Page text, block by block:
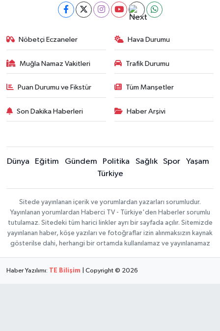
Nöbetçi Eczaneler Hava Durumu
Muğla Namaz Vakitleri Trafik Durumu
Puan Durumu ve Fikstür Tüm Manşetler
Son Dakika Haberleri Haber Arşivi
Dünya Eğitim Gündem Politika Sağlık Spor
Yaşam
Türkiye
Sitede yayınlanan içerik ve yorumlardan yazarları sorumludur.
Yayınlanan yorumlardan Haberci TV - Türkiye'den Haberler sorumlu
tutulamaz. Sitedeki tüm harici linkler ayrı bir sayfada açılır. Sitemizde
yayınlanan haber, köşe yazıları ve fotoğraflar izin alınmaksızın kaynak
gösterilse dahi, herhangi bir ortamda kullanılamaz ve yayınlanamaz
Haber Yazılımı: TE Bilişim | Copyright © 2026